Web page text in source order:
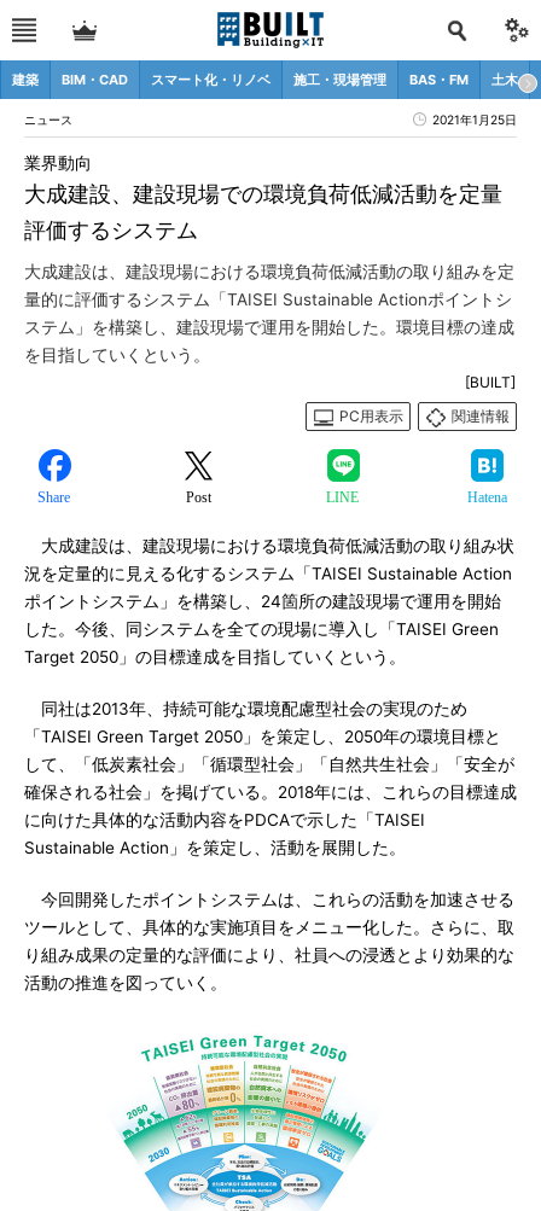
建築 BIM・CAD スマート化・リノベ 施工・現場管理 BAS・FM 土木
ニュース 2021年1月25日
大成建設、建設現場での環境負荷低減活動を定量
評価するシステム
業界動向
大成建設は、建設現場における環境負荷低減活動の取り組みを定
量的に評価するシステム「TAISEI Sustainable Actionポイントシ
ステム」を構築し、建設現場で運用を開始した。環境目標の達成
を目指していくという。
[BUILT]
PC用表示
関連情報
Share Post LINE Hatena
大成建設は、建設現場における環境負荷低減活動の取り組み状
況を定量的に見える化するシステム「TAISEI Sustainable Action
ポイントシステム」を構築し、24箇所の建設現場で運用を開始
した。今後、同システムを全ての現場に導入し「TAISEI Green
Target 2050」の目標達成を目指していくという。
同社は2013年、持続可能な環境配慮型社会の実現のため
「TAISEI Green Target 2050」を策定し、2050年の環境目標と
して、「低炭素社会」「循環型社会」「自然共生社会」「安全が
確保される社会」を掲げている。2018年には、これらの目標達成
に向けた具体的な活動内容をPDCAで示した「TAISEI
Sustainable Action」を策定し、活動を展開した。
今回開発したポイントシステムは、これらの活動を加速させる
ツールとして、具体的な実施項目をメニュー化した。さらに、取
り組み成果の定量的な評価により、社員への浸透とより効果的な
活動の推進を図っていく。